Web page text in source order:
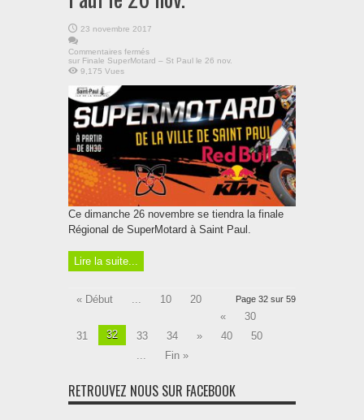
23 novembre 2017
Commentaires fermés
sur Finale SuperMotard – St Paul le 26 nov.
9,175 Vues
Ce dimanche 26 novembre se tiendra la finale
Régional de SuperMotard à Saint Paul.
Lire la suite...
Page 32 sur 59
« Début ... 10
20
«
30
31
32 33 34 » 40
50
...
Fin »
RETROUVEZ NOUS SUR FACEBOOK